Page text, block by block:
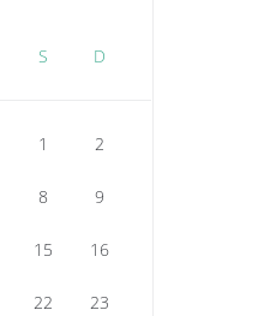
S D
1 2
8 9
15 16
22 23